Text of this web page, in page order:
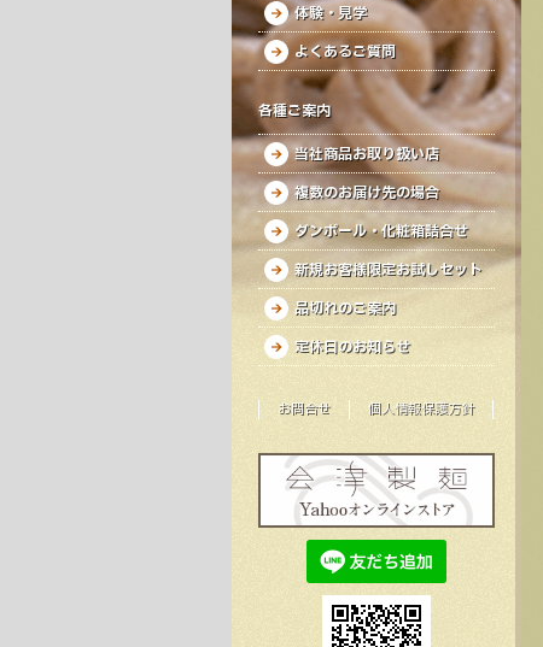
体験・見学
よくあるご質問
各種ご案内
当社商品お取り扱い店
複数のお届け先の場合
ダンボール・化粧箱詰合せ
新規お客様限定お試しセット
品切れのご案内
定休日のお知らせ
お問合せ 個人情報保護方針